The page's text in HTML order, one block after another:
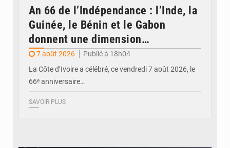
An 66 de l’Indépendance : l’Inde, la
Guinée, le Bénin et le Gabon
donnent une dimension
internationale au défilé de
Yopougon
7 août 2026
Publié à 18h04
La Côte d’Ivoire a célébré, ce vendredi 7 août 2026, le
66ᵉ anniversaire…
SAVOIR PLUS